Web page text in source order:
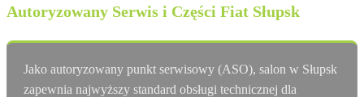
Autoryzowany Serwis i Części Fiat Słupsk
Jako autoryzowany punkt serwisowy (ASO), salon w Słupsk
zapewnia najwyższy standard obsługi technicznej dla